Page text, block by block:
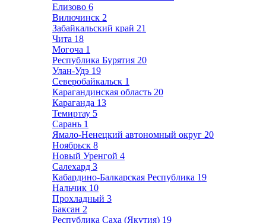
Елизово 6
Вилючинск 2
Забайкальский край 21
Чита 18
Могоча 1
Республика Бурятия 20
Улан-Удэ 19
Северобайкальск 1
Карагандинская область 20
Караганда 13
Темиртау 5
Сарань 1
Ямало-Ненецкий автономный округ 20
Ноябрьск 8
Новый Уренгой 4
Салехард 3
Кабардино-Балкарская Республика 19
Нальчик 10
Прохладный 3
Баксан 2
Республика Саха (Якутия) 19